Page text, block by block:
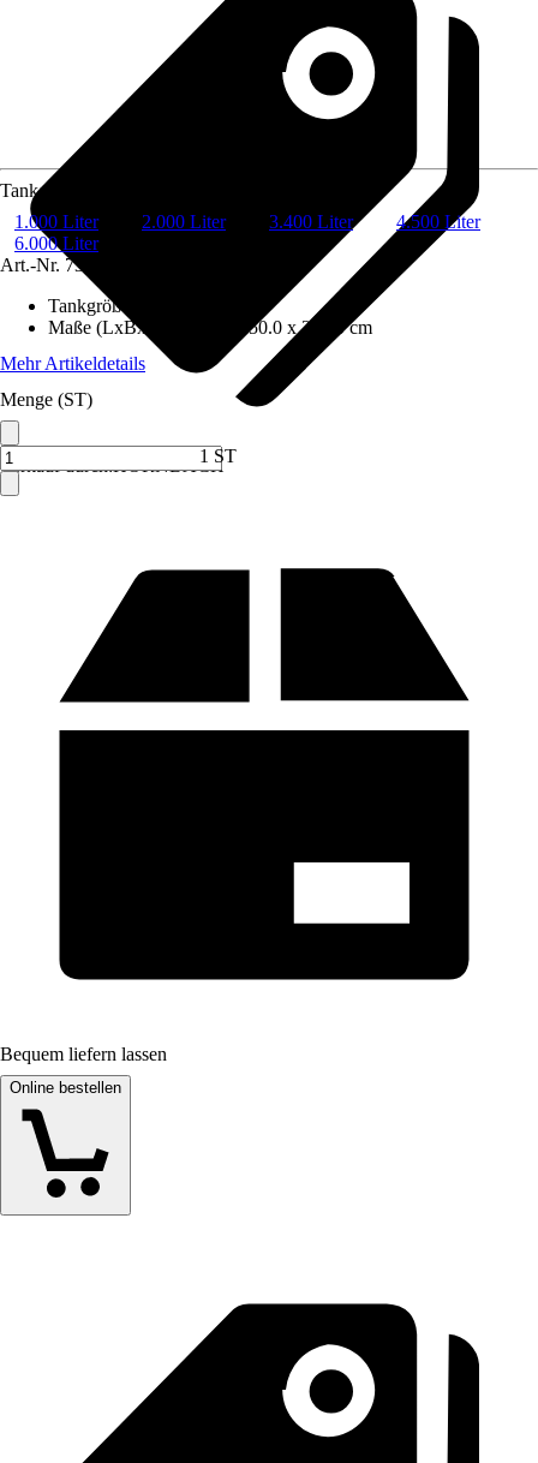
Verkauf durch:HORNBACH
Tankgröße
1.000 Liter
2.000 Liter 3.400 Liter
4.500 Liter
6.000 Liter
Art.-Nr. 7361094
Tankgröße
Maße (LxBxH)
230.0 x 150.0 x 214.0 cm
Mehr Artikeldetails
Menge (ST)
1 ST
Bequem liefern lassen
Online bestellen